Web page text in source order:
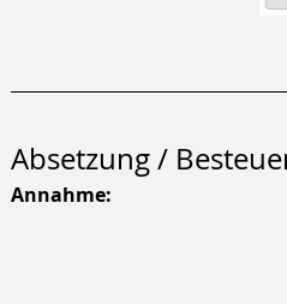
Absetzung /
Annahme: